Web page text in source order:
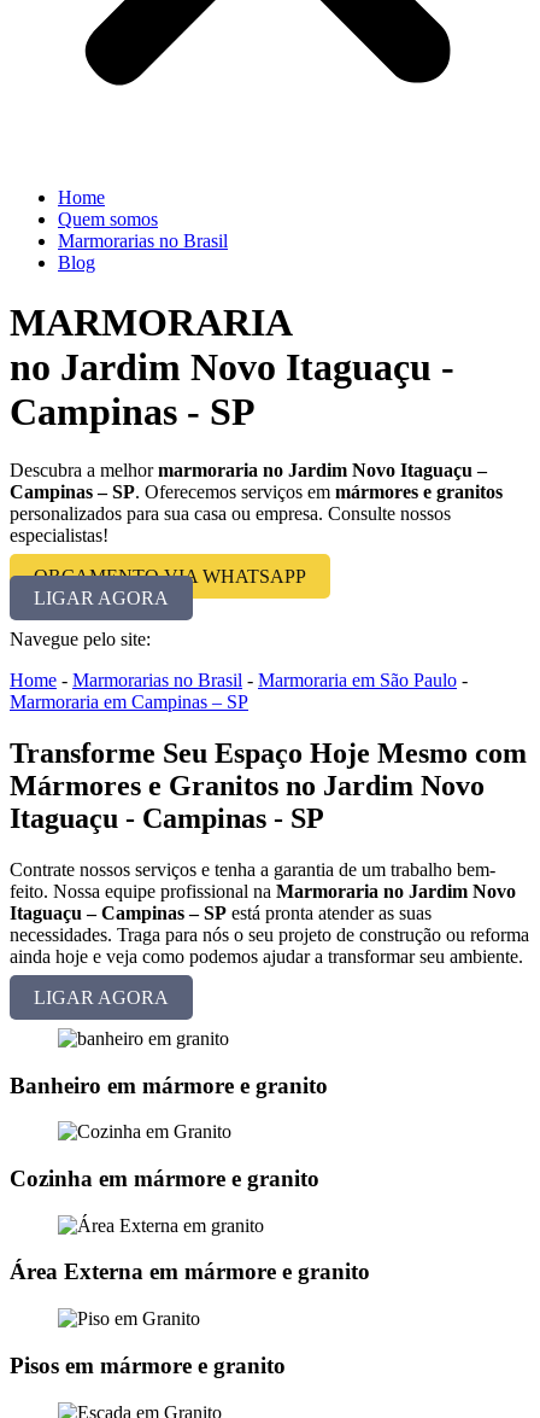
Home
Quem somos
Marmorarias no Brasil
Blog
MARMORARIA
no Jardim Novo Itaguaçu -
Campinas - SP
Descubra a melhormarmoraria no Jardim Novo Itaguaçu –
Campinas – SP. Oferecemos serviços em mármores e granitos
personalizados para sua casa ou empresa. Consulte nossos
especialistas!
ORÇAMENTO VIA WHATSAPP
LIGAR AGORA
Navegue pelo site:
Home - Marmorarias no Brasil - Marmoraria em São Paulo -
Marmoraria em Campinas – SP
Transforme Seu Espaço Hoje Mesmo com
Mármores e Granitos no Jardim Novo
Itaguaçu - Campinas - SP
Contrate nossos serviços e tenha a garantia de um trabalho bem-
feito. Nossa equipe profissional na Marmoraria no Jardim Novo
Itaguaçu – Campinas – SP está pronta atender as suas
necessidades. Traga para nós o seu projeto de construção ou reforma
ainda hoje e veja como podemos ajudar a transformar seu ambiente.
LIGAR AGORA
Banheiro em mármore e granito
Cozinha em mármore e granito
Área Externa em mármore e granito
Pisos em mármore e granito